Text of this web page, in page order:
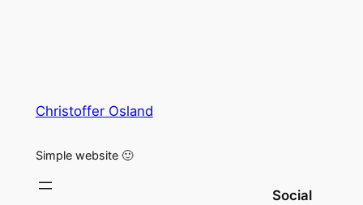
Christoffer Osland
Simple website 🙂
Social